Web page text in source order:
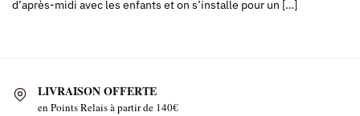
d’après-midi avec les enfants et on s’installe pour un […]
LIVRAISON OFFERTE
en Points Relais à partir de 140€